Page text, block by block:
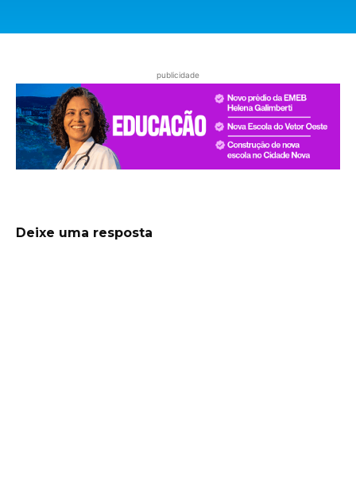
publicidade
Deixe uma resposta